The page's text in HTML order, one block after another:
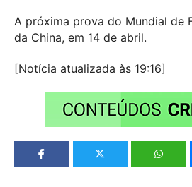
A próxima prova do Mundial de
da China, em 14 de abril.
[Notícia atualizada às 19:16]